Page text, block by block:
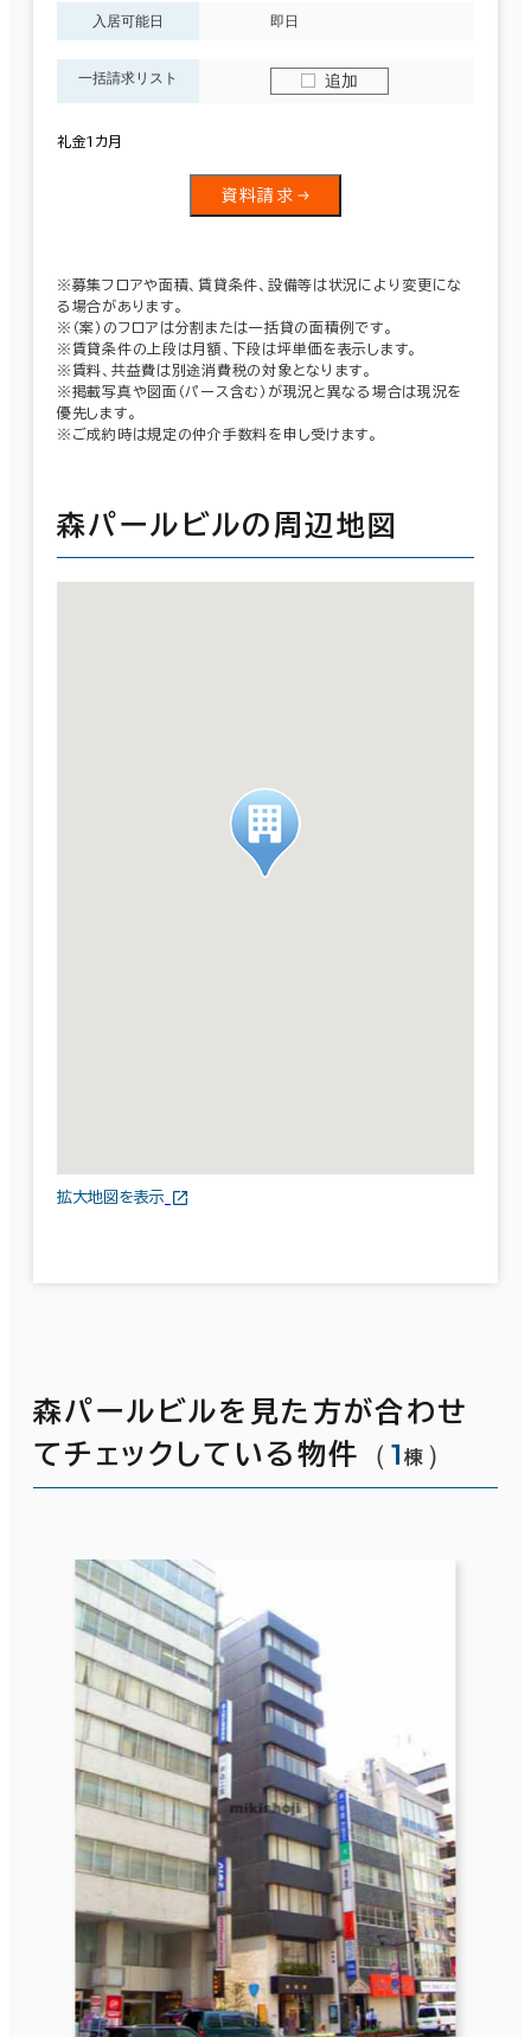
入居可能日 即日
一括請求リスト 追加
礼金1カ月
資料請求
※募集フロアや面積、賃貸条件、設備等は状況により変更にな
る場合があります。
※（案）のフロアは分割または一括貸の面積例です。
※賃貸条件の上段は月額、下段は坪単価を表示します。
※賃料、共益費は別途消費税の対象となります。
※掲載写真や図面（パース含む）が現況と異なる場合は現況を
優先します。
※ご成約時は規定の仲介手数料を申し受けます。
森パールビルの周辺地図
拡大地図を表示
森パールビルを見た方が合わせ
てチェックしている物件
（ 1棟 ）